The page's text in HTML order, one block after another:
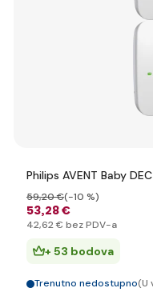
Philips AVENT Baby
53,28 €
59,20 €(-10 %)
42,62 € bez PDV-a
+ 53 bodova
Trenutno nedostupno(U